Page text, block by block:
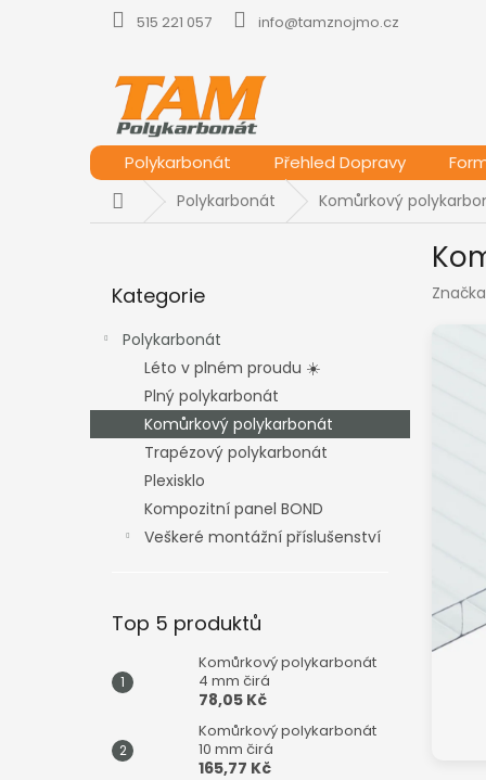
515 221 057 info@tamznojmo.cz
Polykarbonát Přehled Dopravy
DomůPolykarbonát Komůrkový
kategorie
Kategorie
Polykarbonát
Léto v plném proudu ☀️
Plný polykarbonát
Komůrkový polykarbonát
Trapézový polykarbonát
Plexisklo
Kompozitní panel BOND
Veškeré montážní příslušenství
Top 5 produktů
Komůrkový polykarbonát
4 mm čirá
78,05 Kč
Komůrkový polykarbonát
10 mm čirá
165,77 Kč